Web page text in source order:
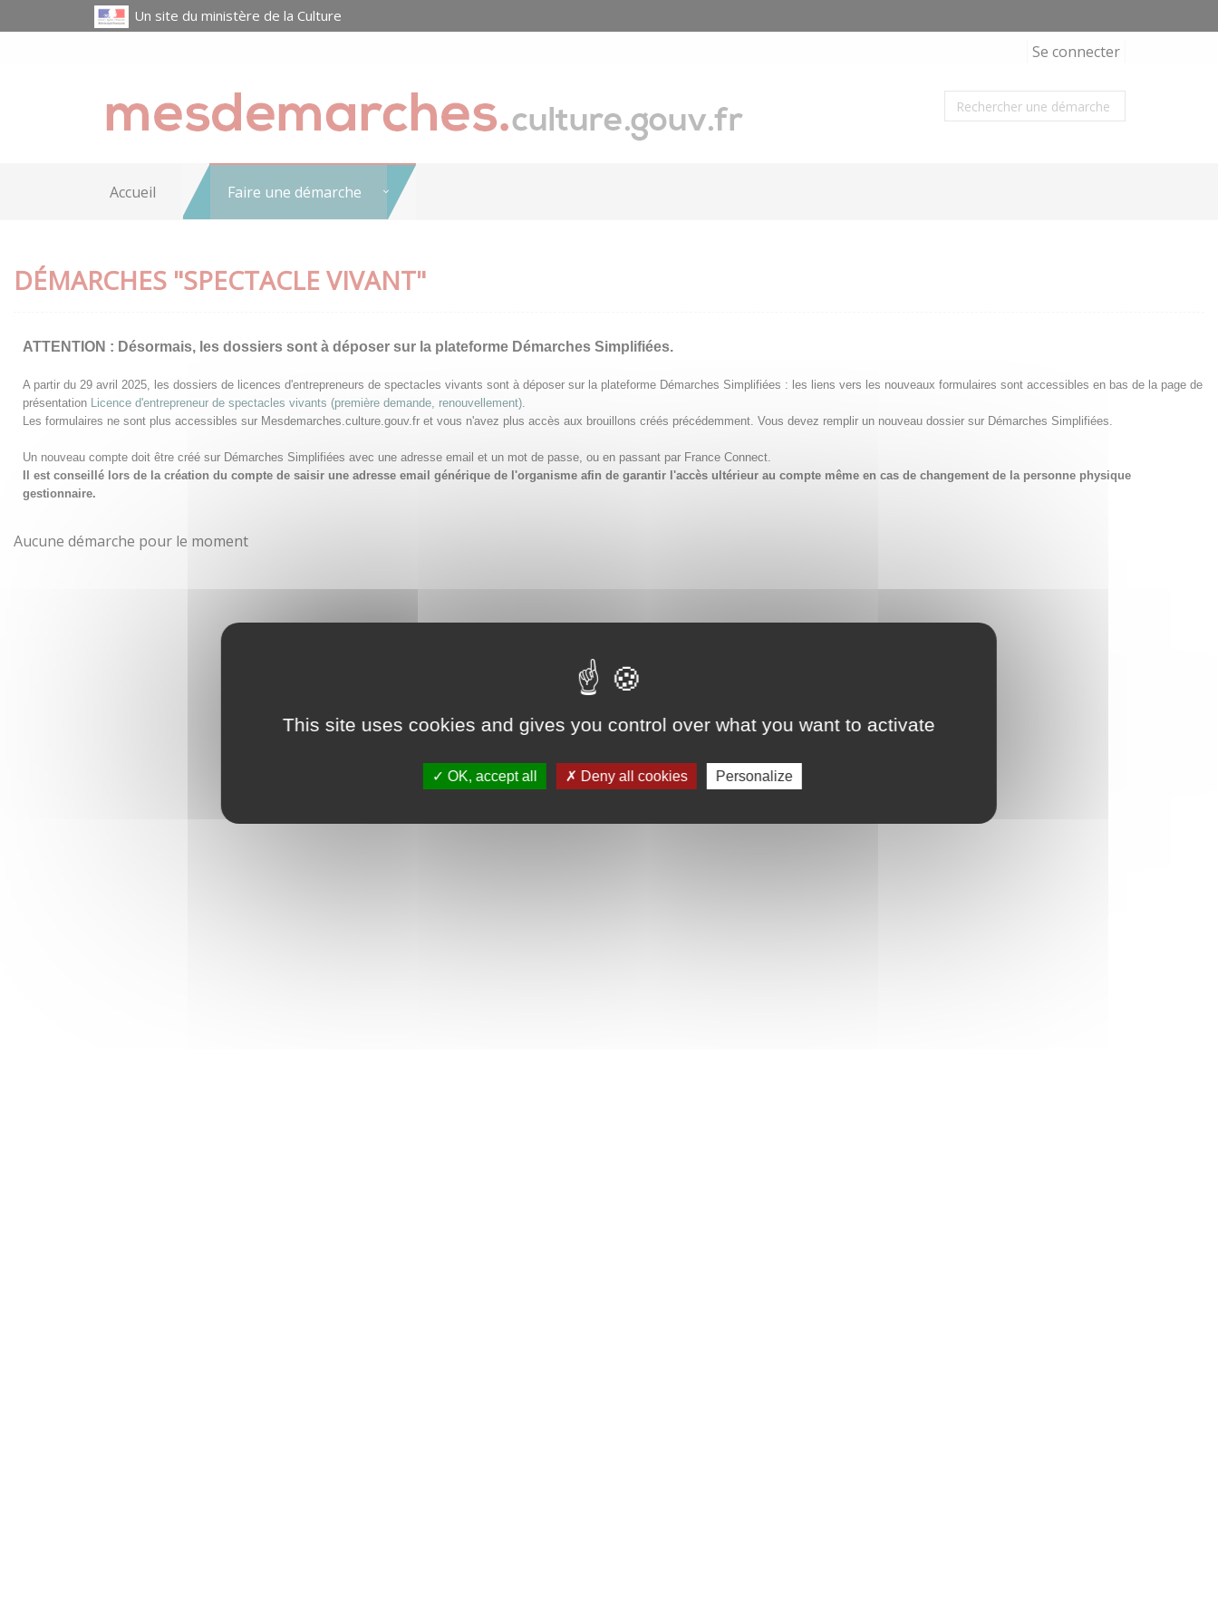
This site uses cookies and gives you control over what you want to activate
OK, accept all Deny all cookies Personalize
Un site du ministère de la Culture
Se connecter
Accueil Faire une démarche
DÉMARCHES "SPECTACLE VIVANT"
ATTENTION : Désormais, les dossiers sont à déposer sur la plateforme Démarches Simplifiées.
A partir du 29 avril 2025, les dossiers de licences d'entrepreneurs de spectacles vivants sont à déposer sur la plateforme Démarches Simplifiées : les liens vers les nouveaux formulaires sont accessibles en bas de la page de
présentation Licence d'entrepreneur de spectacles vivants (première demande, renouvellement).
Les formulaires ne sont plus accessibles sur Mesdemarches.culture.gouv.fr et vous n'avez plus accès aux brouillons créés précédemment. Vous devez remplir un nouveau dossier sur Démarches Simplifiées.
Un nouveau compte doit être créé sur Démarches Simplifiées avec une adresse email et un mot de passe, ou en passant par France Connect.
Il est conseillé lors de la création du compte de saisir une adresse email générique de l'organisme afin de garantir l'accès ultérieur au compte même en cas de changement de la personne physique
gestionnaire.
Aucune démarche pour le moment